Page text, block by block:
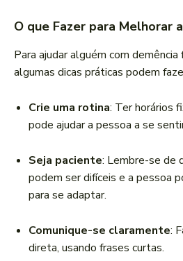
O que Fazer para Melhorar
Para ajudar alguém com
algumas dicas práticas podem
Crie uma rotina: Ter horários
pode ajudar a pessoa a se
Seja paciente: Lembre-se de
podem ser difíceis e a pessoa
para se adaptar.
Comunique-se claramente:
direta, usando frases curtas.